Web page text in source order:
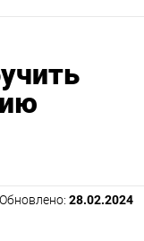
Обновлено: 28.02.2024